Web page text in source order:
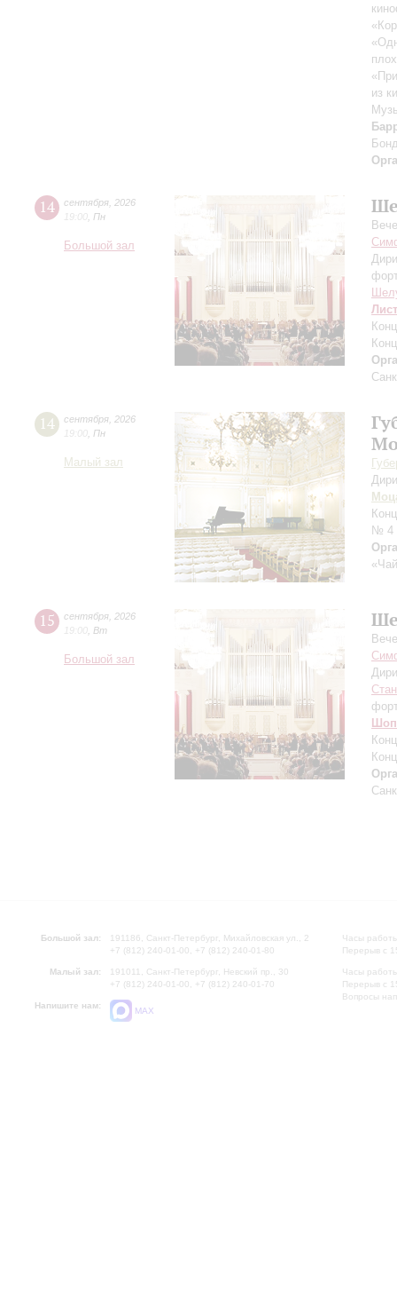
из
14 сентября 2026
19:00 Пн
Большой зал
Лист
14 сентября 2026
19:00 Пн
Малый зал
№ 4
15 сентября 2026
19:00 Вт
Большой зал
Большой зал:
191186, Санкт-Петербург, Михайловская ул., 2
+7 (812) 240-01-00, +7 (812) 240-01-80
Малый зал:
191011, Санкт-Петербург, Невский пр., 30
+7 (812) 240-01-00, +7 (812) 240-01-70
Напишите нам:
MAX
Часы
Перерыв с
Часы
Перерыв с
Вопросы